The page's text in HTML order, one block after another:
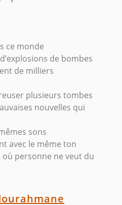
ce monde
de bombes
de milliers
plusieurs tombes
nouvelles qui
sons
avec le même ton
où personne ne veut du